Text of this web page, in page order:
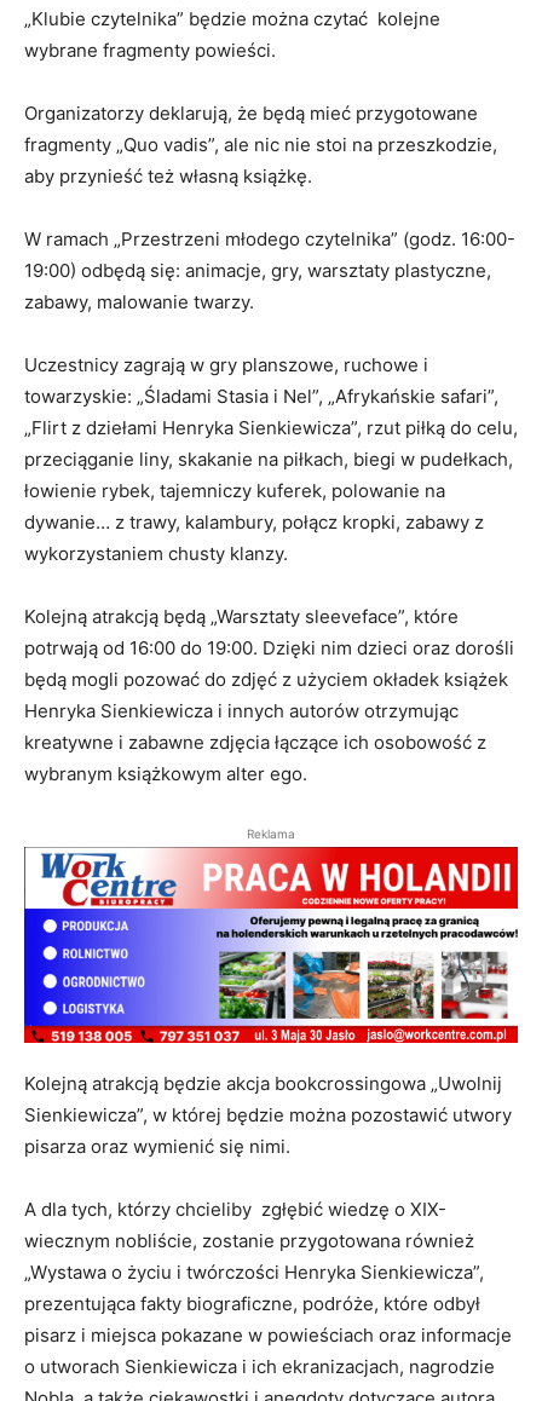
„Klubie czytelnika” będzie można czytać kolejne
wybrane fragmenty powieści.
Organizatorzy deklarują, że będą mieć przygotowane
fragmenty „Quo vadis”, ale nic nie stoi na przeszkodzie,
aby przynieść też własną książkę.
W ramach „Przestrzeni młodego czytelnika” (godz. 16:00-
19:00) odbędą się: animacje, gry, warsztaty plastyczne,
zabawy, malowanie twarzy.
Uczestnicy zagrają w gry planszowe, ruchowe i
towarzyskie: „Śladami Stasia i Nel”, „Afrykańskie safari”,
„Flirt z dziełami Henryka Sienkiewicza”, rzut piłką do celu,
przeciąganie liny, skakanie na piłkach, biegi w pudełkach,
łowienie rybek, tajemniczy kuferek, polowanie na
dywanie… z trawy, kalambury, połącz kropki, zabawy z
wykorzystaniem chusty klanzy.
Kolejną atrakcją będą „Warsztaty sleeveface”, które
potrwają od 16:00 do 19:00. Dzięki nim dzieci oraz dorośli
będą mogli pozować do zdjęć z użyciem okładek książek
Henryka Sienkiewicza i innych autorów otrzymując
kreatywne i zabawne zdjęcia łączące ich osobowość z
wybranym książkowym alter ego.
Reklama
Kolejną atrakcją będzie akcja bookcrossingowa „Uwolnij
Sienkiewicza”, w której będzie można pozostawić utwory
pisarza oraz wymienić się nimi.
A dla tych, którzy chcieliby zgłębić wiedzę o XIX-
wiecznym nobliście, zostanie przygotowana również
„Wystawa o życiu i twórczości Henryka Sienkiewicza”,
prezentująca fakty biograficzne, podróże, które odbył
pisarz i miejsca pokazane w powieściach oraz informacje
o utworach Sienkiewicza i ich ekranizacjach, nagrodzie